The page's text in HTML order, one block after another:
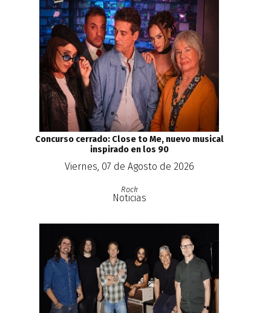
Concurso cerrado: Close to Me, nuevo musical
inspirado en los 90
Viernes, 07 de Agosto de 2026
Rock
Noticias